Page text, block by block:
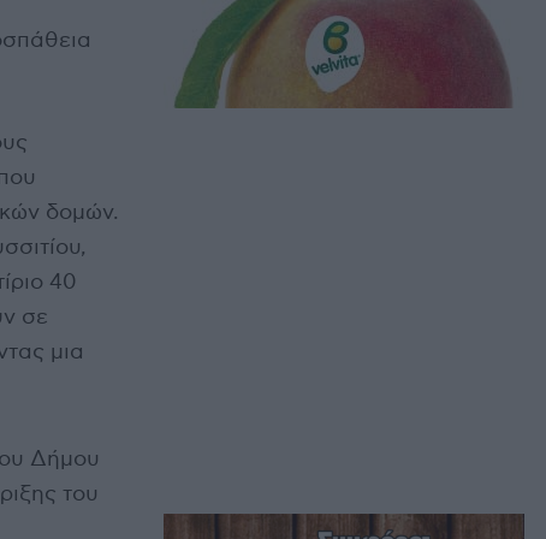
δομών.
40
σε
μια
Δήμου
του